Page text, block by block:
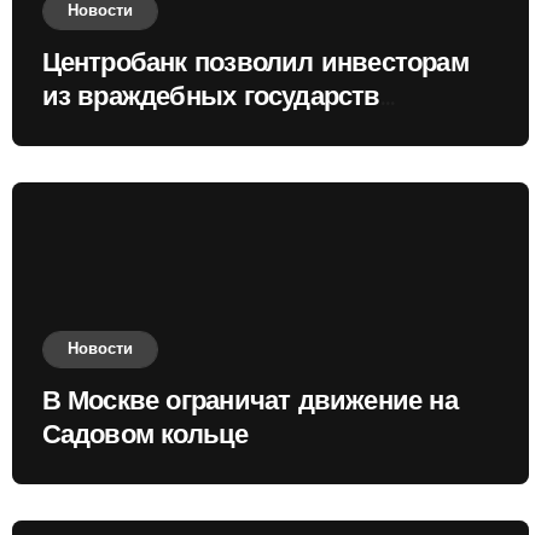
Новости
Центробанк позволил инвесторам
из враждебных государств
Новости
В Москве ограничат движение на
Садовом кольце